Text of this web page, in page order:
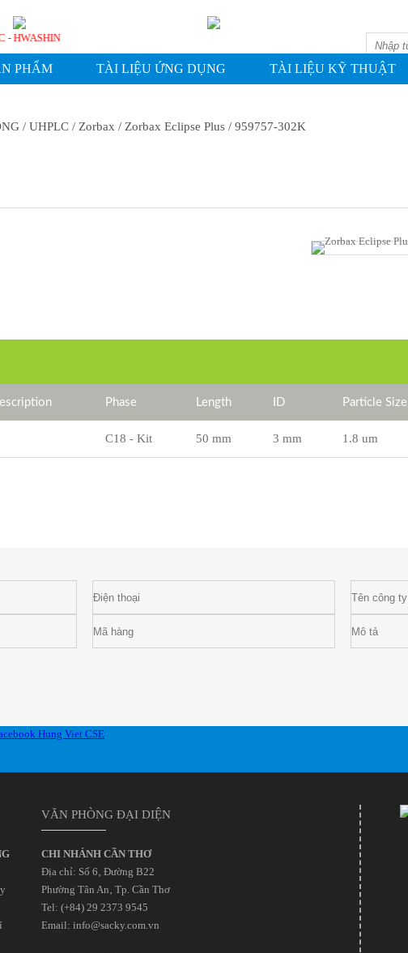
- HWASHIN
PHẨM TÀI LIỆU ỨNG DỤNG TÀI LIỆU KỸ THUẬT
/ UHPLC / Zorbax / Zorbax Eclipse Plus / 959757-302K
Phase Length ID Particle Size
C18 - Kit 50 mm 3 mm 1.8 um
VĂN PHÒNG ĐẠI DIỆN
CHI NHÁNH CẦN THƠ
Địa chỉ: Số 6‚ Đường B22
Phường Tân An‚ Tp. Cần Thơ
Tel: (+84) 29 2373 9545
Email: info@sacky.com.vn